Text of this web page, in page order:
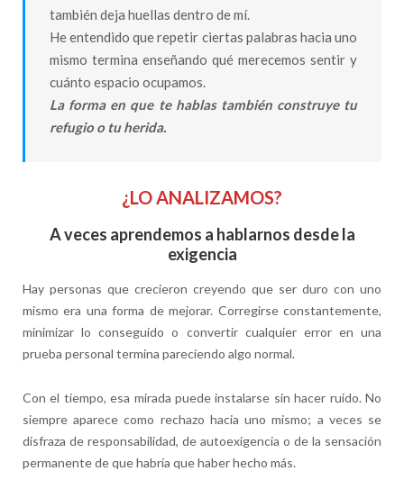
también deja huellas dentro de mí.
He entendido que repetir ciertas palabras hacia uno
mismo termina enseñando qué merecemos sentir y
cuánto espacio ocupamos.
La forma en que te hablas también construye tu
refugio o tu herida.
¿LO ANALIZAMOS?
A veces aprendemos a hablarnos desde la
exigencia
Hay personas que crecieron creyendo que ser duro con uno
mismo era una forma de mejorar. Corregirse constantemente,
minimizar lo conseguido o convertir cualquier error en una
prueba personal termina pareciendo algo normal.
Con el tiempo, esa mirada puede instalarse sin hacer ruido. No
siempre aparece como rechazo hacia uno mismo; a veces se
disfraza de responsabilidad, de autoexigencia o de la sensación
permanente de que habría que haber hecho más.